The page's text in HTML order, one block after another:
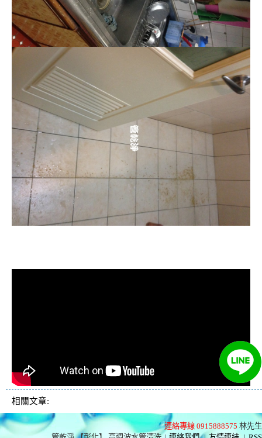
相關文章:
連絡專線 0915888575 林先生